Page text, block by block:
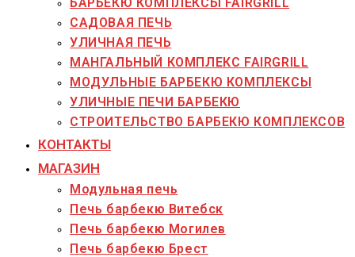
САДОВАЯ ПЕЧЬ
УЛИЧНАЯ ПЕЧЬ
МАНГАЛЬНЫЙ КОМПЛЕКС FAIRGRILL
МОДУЛЬНЫЕ БАРБЕКЮ КОМПЛЕКСЫ
УЛИЧНЫЕ ПЕЧИ БАРБЕКЮ
СТРОИТЕЛЬСТВО БАРБЕКЮ КОМПЛЕКСОВ
КОНТАКТЫ
МАГАЗИН
Модульная печь
Печь барбекю Витебск
Печь барбекю Могилев
Печь барбекю Брест